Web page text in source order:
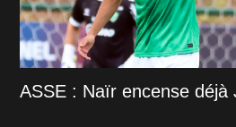
ASSE : Naïr encense déjà